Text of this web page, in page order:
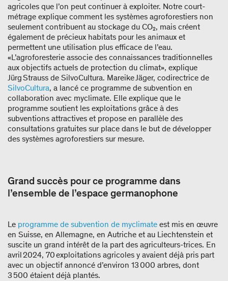
agricoles que l’on peut continuer à exploiter. Notre court-
métrage explique comment les systèmes agroforestiers non
seulement contribuent au stockage du CO₂, mais créent
également de précieux habitats pour les animaux et
permettent une utilisation plus efficace de l’eau.
«L’agroforesterie associe des connaissances traditionnelles
aux objectifs actuels de protection du climat», explique
Jürg Strauss de SilvoCultura. Mareike Jäger, codirectrice de
SilvoCultura, a lancé ce programme de subvention en
collaboration avec myclimate. Elle explique que le
programme soutient les exploitations grâce à des
subventions attractives et propose en parallèle des
consultations gratuites sur place dans le but de développer
des systèmes agroforestiers sur mesure.
Grand succès pour ce programme dans
l’ensemble de l’espace germanophone
Le programme de subvention de myclimate est mis en œuvre
en Suisse, en Allemagne, en Autriche et au Liechtenstein et
suscite un grand intérêt de la part des agriculteurs-trices. En
avril 2024, 70 exploitations agricoles y avaient déjà pris part
avec un objectif annoncé d’environ 13 000 arbres, dont
3 500 étaient déjà plantés.